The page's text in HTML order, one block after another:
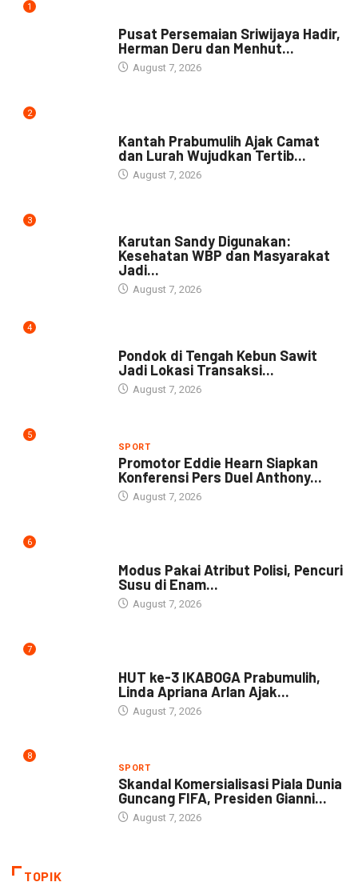
1
Pusat Persemaian Sriwijaya Hadir,
Herman Deru dan Menhut...
August 7, 2026
2
Kantah Prabumulih Ajak Camat
dan Lurah Wujudkan Tertib...
August 7, 2026
3
Karutan Sandy Digunakan:
Kesehatan WBP dan Masyarakat
Jadi...
August 7, 2026
4
Pondok di Tengah Kebun Sawit
Jadi Lokasi Transaksi...
August 7, 2026
5
SPORT
Promotor Eddie Hearn Siapkan
Konferensi Pers Duel Anthony...
August 7, 2026
6
Modus Pakai Atribut Polisi, Pencuri
Susu di Enam...
August 7, 2026
7
HUT ke-3 IKABOGA Prabumulih,
Linda Apriana Arlan Ajak...
August 7, 2026
8
SPORT
Skandal Komersialisasi Piala Dunia
Guncang FIFA, Presiden Gianni...
August 7, 2026
TOPIK